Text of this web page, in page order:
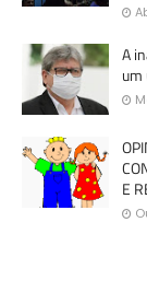
A
um
E